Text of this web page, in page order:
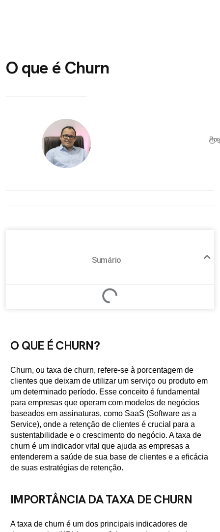
O que é Churn
⏱
Sumário
O QUE É CHURN?
Churn, ou taxa de churn, refere-se à porcentagem de
clientes que deixam de utilizar um serviço ou produto em
um determinado período. Esse conceito é fundamental
para empresas que operam com modelos de negócios
baseados em assinaturas, como SaaS (Software as a
Service), onde a retenção de clientes é crucial para a
sustentabilidade e o crescimento do negócio. A taxa de
churn é um indicador vital que ajuda as empresas a
entenderem a saúde de sua base de clientes e a eficácia
de suas estratégias de retenção.
IMPORTÂNCIA DA TAXA DE CHURN
A taxa de churn é um dos principais indicadores de